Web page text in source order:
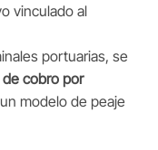
vinculado al
portuarias, se
cobro por
modelo de peaje